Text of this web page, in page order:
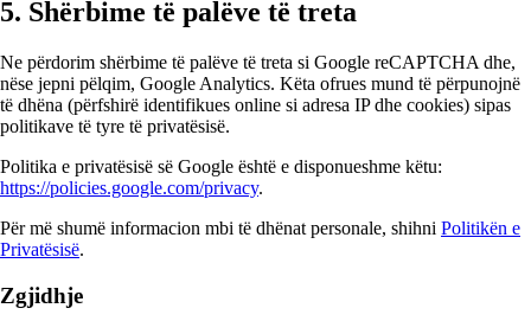
5. Shërbime të palëve të treta
Ne përdorim shërbime të palëve të treta si Google reCAPTCHA dhe,
nëse jepni pëlqim, Google Analytics. Këta ofrues mund të përpunojnë
të dhëna (përfshirë identifikues online si adresa IP dhe cookies) sipas
politikave të tyre të privatësisë.
Politika e privatësisë së Google është e disponueshme këtu:
https://policies.google.com/privacy.
Për më shumë informacion mbi të dhënat personale, shihni Politikën e
Privatësisë.
Zgjidhje